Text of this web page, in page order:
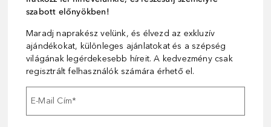
szabott előnyökben!
Maradj naprakész velünk, és élvezd az exkluzív
ajándékokat, különleges ajánlatokat és a szépség
világának legérdekesebb híreit. A kedvezmény csak
regisztrált felhasználók számára érhető el.
E-Mail Cím*